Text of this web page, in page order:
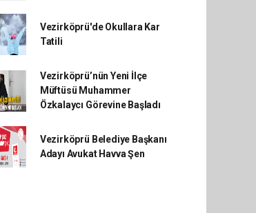
Vezirköprü'de Okullara Kar
Tatili
Vezirköprü’nün Yeni İlçe
Müftüsü Muhammer
Özkalaycı Görevine Başladı
Vezirköprü Belediye Başkanı
Adayı Avukat Havva Şen